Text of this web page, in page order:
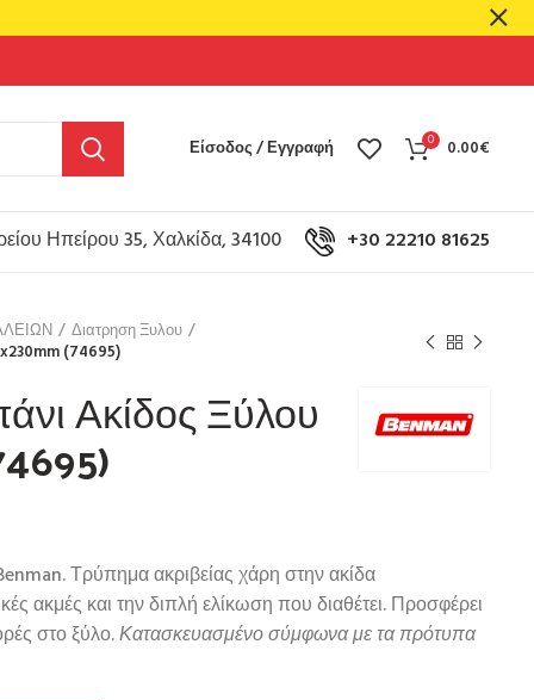
Είσοδος / Εγγραφή 0 0.00€
Ηπείρου 35, Χαλκίδα, 34100 +30 22210 81625
Διατρηση Ξυλου
(74695)
Ακίδος Ξύλου
Τρύπημα ακριβείας χάρη στην ακίδα
ακμές και την διπλή ελίκωση που διαθέτει. Προσφέρει
στο ξύλο.Κατασκευασμένο σύμφωνα με τα πρότυπα